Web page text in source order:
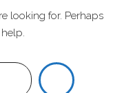
looking for. Perhaps